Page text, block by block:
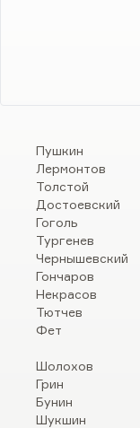
Пушкин
Лермонтов
Толстой
Достоевский
Гоголь
Тургенев
Чернышевский
Гончаров
Некрасов
Тютчев
Фет
Шолохов
Грин
Бунин
Шукшин